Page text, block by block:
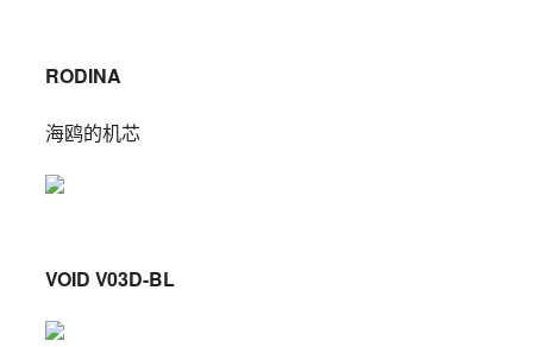
RODINA
海鸥的机芯
VOID V03D-BL